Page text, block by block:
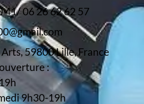
41/ 06 26 62 62 57
Arts, 59800 Lille, France
:
9h30-19h